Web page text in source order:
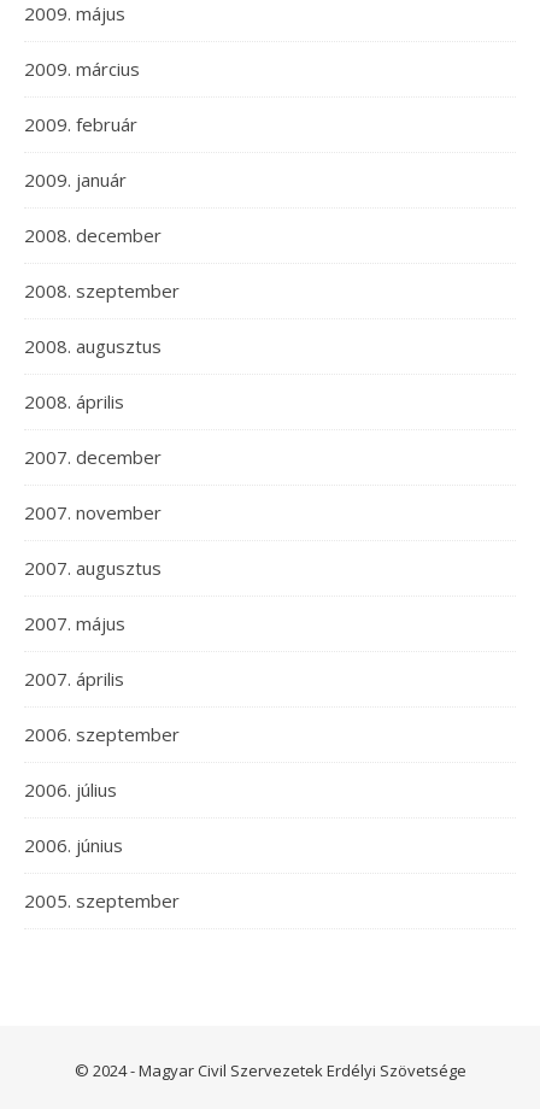
2009. május
2009. március
2009. február
2009. január
2008. december
2008. szeptember
2008. augusztus
2008. április
2007. december
2007. november
2007. augusztus
2007. május
2007. április
2006. szeptember
2006. július
2006. június
2005. szeptember
© 2024 - Magyar Civil Szervezetek Erdélyi Szövetsége